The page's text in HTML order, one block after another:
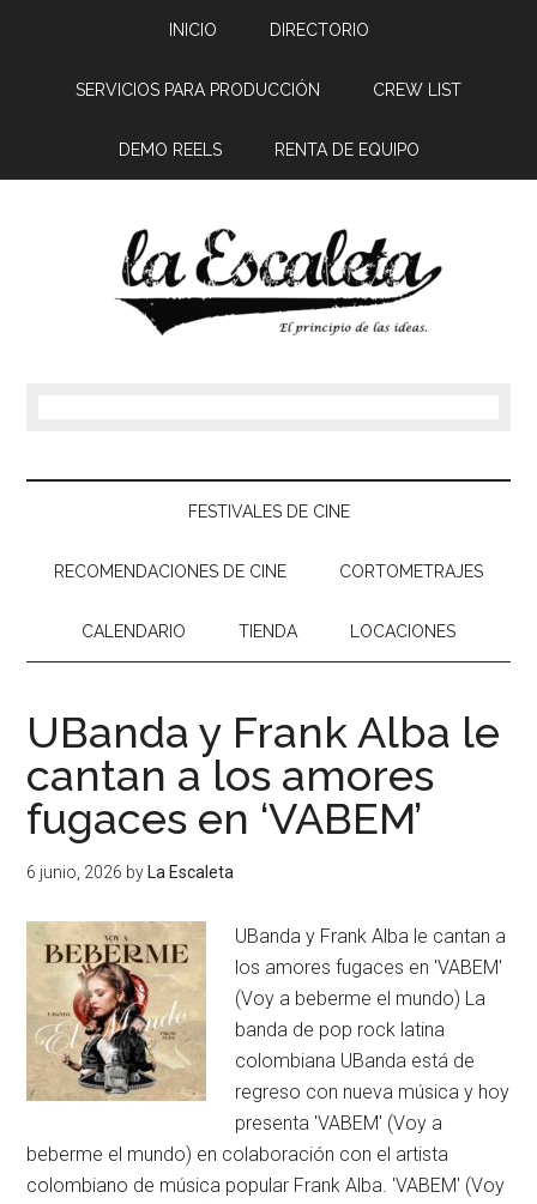
INICIO DIRECTORIO
SERVICIOS PARA PRODUCCIÓN CREW LIST
DEMO REELS RENTA DE EQUIPO
FESTIVALES DE CINE
RECOMENDACIONES DE CINE CORTOMETRAJES
CALENDARIO TIENDA LOCACIONES
UBanda y Frank Alba le
cantan a los amores
fugaces en ‘VABEM’
6 junio, 2026 by La Escaleta
UBanda y Frank Alba le cantan a
los amores fugaces en 'VABEM'
(Voy a beberme el mundo) La
banda de pop rock latina
colombiana UBanda está de
regreso con nueva música y hoy
presenta 'VABEM' (Voy a
beberme el mundo) en colaboración con el artista
colombiano de música popular Frank Alba. 'VABEM' (Voy